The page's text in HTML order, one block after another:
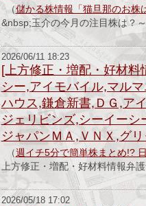
（儲かる株情報「猫旦那のお株
&nbsp;玉介の今月の注目株は？
2026/06/11 18:23
[上方修正・増配・好材
シー,アイモバイル,マル
ハウス,鎌倉新書,ＤＧ,ア
ジェリビンズ,シーイーシ
ジャパンＭＡ,ＶＮＸ,グ
（週イチ5分で簡単株まとめ!?
上方修正・増配・好材料情報弁
2026/05/18 17:02